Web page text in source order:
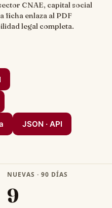
CNAE, capital social
ficha enlaza al PDF
legal completa.
JSON · API
NUEVAS · 90 DÍAS
9